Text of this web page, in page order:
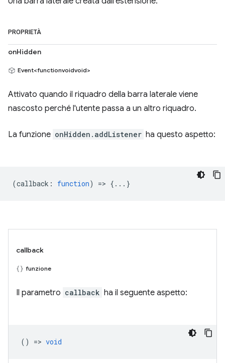
PROPRIETÀ
onHidden
Event<functionvoidvoid>
Attivato quando il riquadro della barra laterale viene
nascosto perché l'utente passa a un altro riquadro.
La funzione onHidden.addListener ha questo aspetto:
(callback : function) => {...}
callback
funzione
Il parametro callback ha il seguente aspetto:
() => void